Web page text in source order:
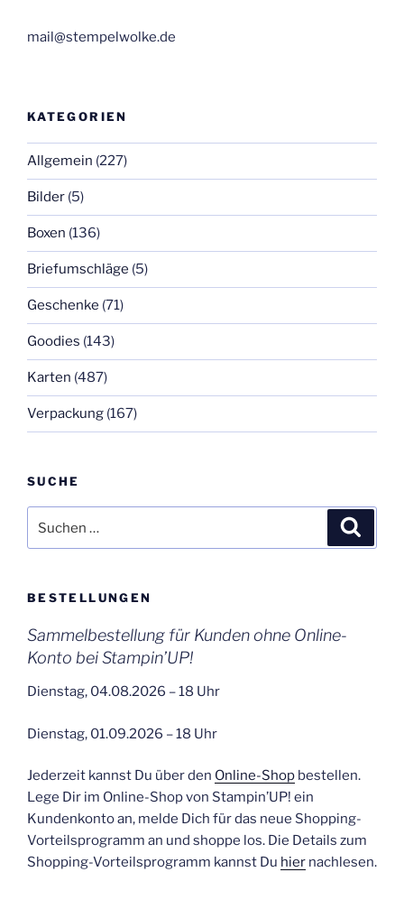
mail@stempelwolke.de
KATEGORIEN
Allgemein (227)
Bilder (5)
Boxen (136)
Briefumschläge (5)
Geschenke (71)
Goodies (143)
Karten (487)
Verpackung (167)
SUCHE
nach:
BESTELLUNGEN
Sammelbestellung für Kunden ohne Online-
Konto bei Stampin’UP!
Dienstag, 04.08.2026 – 18 Uhr
Dienstag, 01.09.2026 – 18 Uhr
Jederzeit kannst Du über den Online-Shop bestellen.
Lege Dir im Online-Shop von Stampin’UP! ein
Kundenkonto an, melde Dich für das neue Shopping-
Vorteilsprogramm an und shoppe los. Die Details zum
Shopping-Vorteilsprogramm kannst Du hier nachlesen.